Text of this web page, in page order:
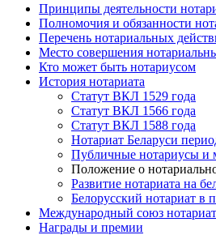
Принципы деятельности
Полномочия и обязанности
Перечень нотариальных
Место совершения
Кто может быть нотариусом
История нотариата
Статут ВКЛ 1529 года
Статут ВКЛ 1566 года
Статут ВКЛ 1588 года
Нотариат Беларуси
Публичные нотариусы и
Положение о
Развитие нотариата на
Белорусский нотариат в
Международный союз
Награды и премии